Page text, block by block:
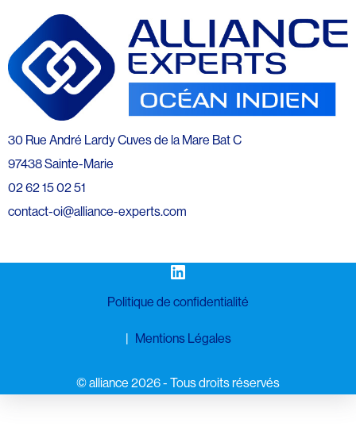
30 Rue André Lardy Cuves de la Mare Bat C
97438 Sainte-Marie
02 62 15 02 51
contact-oi@alliance-experts.com
LinkedIn
Politique de confidentialité
Mentions Légales
©️ alliance 2026 - Tous droits réservés